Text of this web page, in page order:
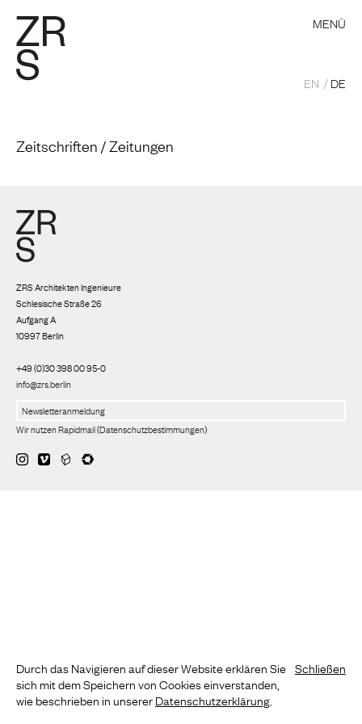
MENÜ
EN DE
Zeitschriften / Zeitungen
ZRS Architekten Ingenieure
Schlesische Straße 26
Aufgang A
10997 Berlin
+49 (0)30 398 00 95-0
info@zrs.berlin
Wir nutzen Rapidmail(Datenschutzbestimmungen)
Durch das Navigieren auf dieser Website erklären Sie
sich mit dem Speichern von Cookies einverstanden,
wie beschrieben in unsererDatenschutzerklärung
Schließen